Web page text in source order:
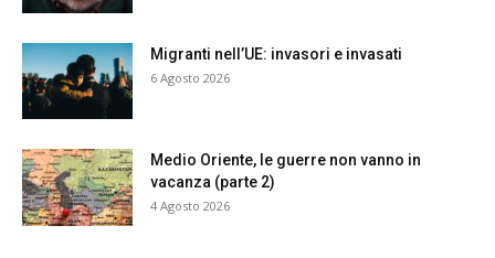
Migranti nell’UE: invasori e invasati
6 Agosto 2026
Medio Oriente, le guerre non vanno in
vacanza (parte 2)
4 Agosto 2026